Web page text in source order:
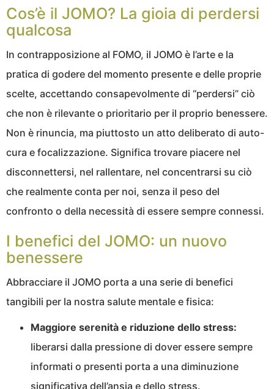
Cos’è il JOMO? La gioia di perdersi
qualcosa
In contrapposizione al FOMO, il JOMO è l’arte e la
pratica di godere del momento presente e delle proprie
scelte, accettando consapevolmente di “perdersi” ciò
che non è rilevante o prioritario per il proprio benessere.
Non è rinuncia, ma piuttosto un atto deliberato di auto-
cura e focalizzazione. Significa trovare piacere nel
disconnettersi, nel rallentare, nel concentrarsi su ciò
che realmente conta per noi, senza il peso del
confronto o della necessità di essere sempre connessi.
I benefici del JOMO: un nuovo
benessere
Abbracciare il JOMO porta a una serie di benefici
tangibili per la nostra salute mentale e fisica:
Maggiore serenità e riduzione dello stress:
liberarsi dalla pressione di dover essere sempre
informati o presenti porta a una diminuzione
significativa dell’ansia e dello stress.